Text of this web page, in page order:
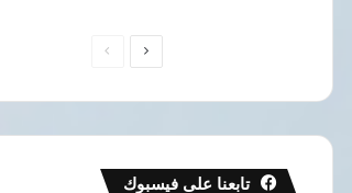
الصفحةالصفحة
تابعنا على فيسبوك